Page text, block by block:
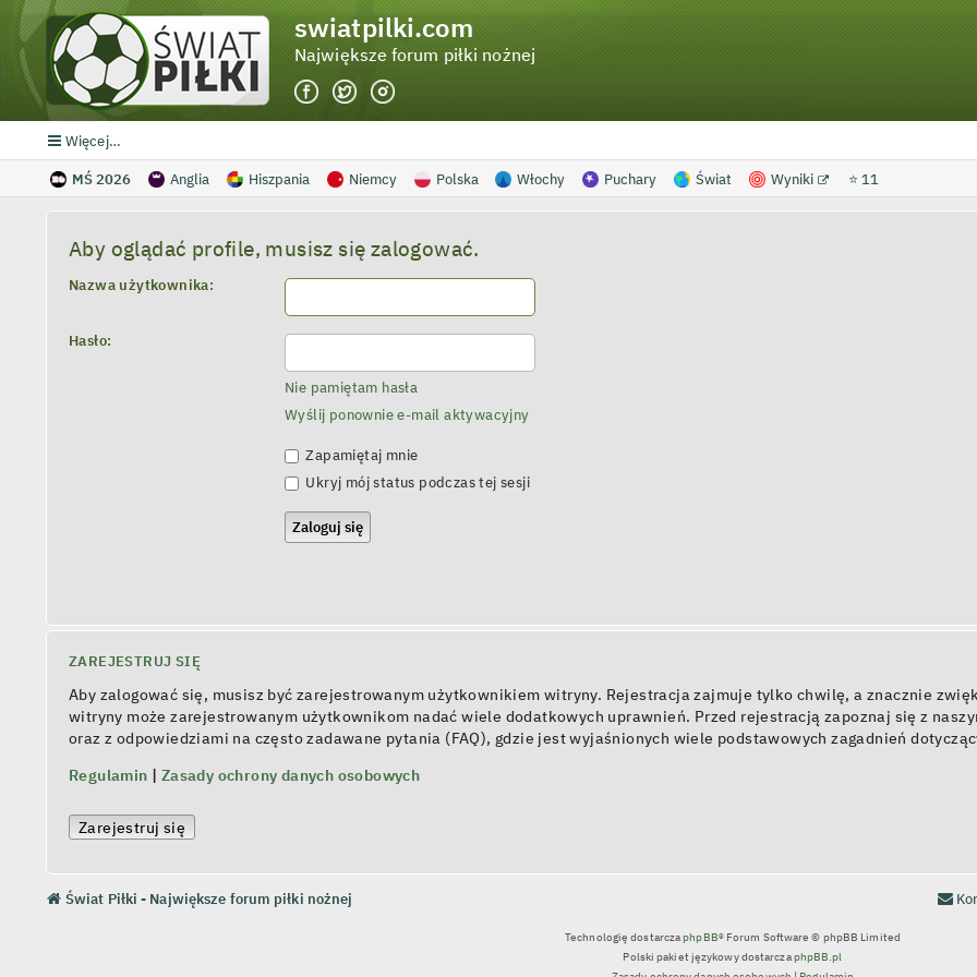
swiatpilki.com
Największe forum piłki nożnej
Więcej…
MŚ 2026 Anglia Hiszpania Niemcy Polska Włochy Puchary Świat Wyniki ⭐ 11
Aby oglądać profile, musisz się zalogować.
Nazwa użytkownika:
Hasło:
Nie pamiętam hasła
Wyślij ponownie e-mail aktywacyjny
Zapamiętaj mnie
Ukryj mój status podczas tej sesji
ZAREJESTRUJ SIĘ
Aby zalogować się, musisz być zarejestrowanym użytkownikiem witryny. Rejestracja zajmuje tylko chwilę, a znacznie
witryny może zarejestrowanym użytkownikom nadać wiele dodatkowych uprawnień. Przed rejestracją zapoznaj się z
oraz z odpowiedziami na często zadawane pytania (FAQ), gdzie jest wyjaśnionych wiele podstawowych zagadnień
Regulamin | Zasady ochrony danych osobowych
Zarejestruj się
Świat Piłki - Największe forum piłki nożnej
Technologię dostarczaphpBB® Forum Software © phpBB Limited
Polski pakiet językowy dostarczaphpBB.pl